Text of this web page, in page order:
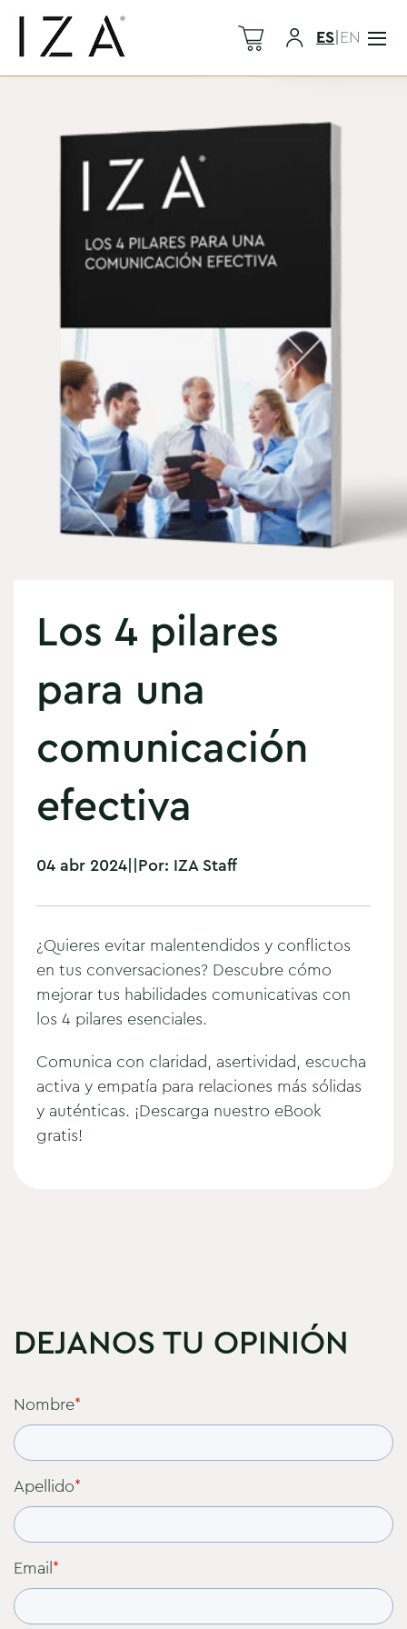
ES|EN
Los 4 pilares
para una
comunicación
efectiva
04 abr 2024||Por: IZA Staff
¿Quieres evitar malentendidos y conflictos
en tus conversaciones? Descubre cómo
mejorar tus habilidades comunicativas con
los 4 pilares esenciales.
Comunica con claridad, asertividad, escucha
activa y empatía para relaciones más sólidas
y auténticas. ¡Descarga nuestro eBook
gratis!
DEJANOS TU OPINIÓN
Nombre*
Apellido*
Email*